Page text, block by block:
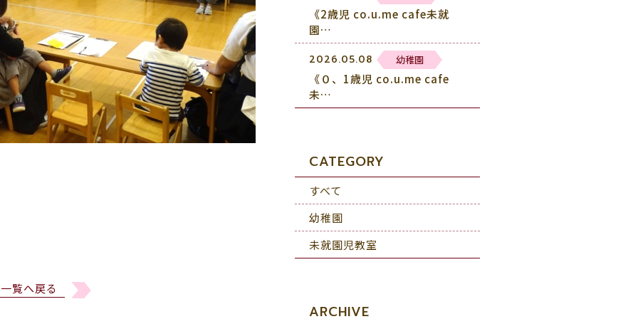
一覧へ戻る
《2歳児 co.u.me cafe未就
園…
2026.05.08 幼稚園
《０、1歳児 co.u.me cafe
未…
CATEGORY
すべて
幼稚園
未就園児教室
ARCHIVE